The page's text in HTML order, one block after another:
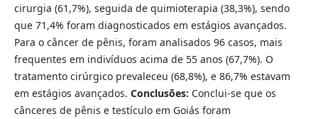
cirurgia (61,7%), seguida de quimioterapia (38,3%), sendo
que 71,4% foram diagnosticados em estágios avançados.
Para o câncer de pênis, foram analisados 96 casos, mais
frequentes em indivíduos acima de 55 anos (67,7%). O
tratamento cirúrgico prevaleceu (68,8%), e 86,7% estavam
em estágios avançados. Conclusões: Conclui-se que os
cânceres de pênis e testículo em Goiás foram